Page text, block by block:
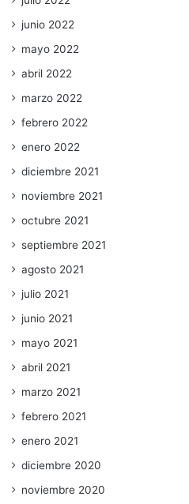
junio 2022
mayo 2022
abril 2022
marzo 2022
febrero 2022
enero 2022
diciembre 2021
noviembre 2021
octubre 2021
septiembre 2021
agosto 2021
julio 2021
junio 2021
mayo 2021
abril 2021
marzo 2021
febrero 2021
enero 2021
diciembre 2020
noviembre 2020